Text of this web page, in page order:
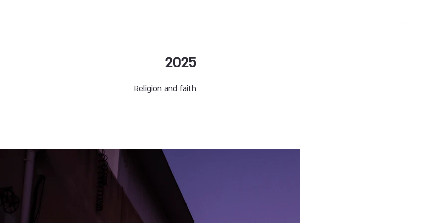
2025
Religion and faith